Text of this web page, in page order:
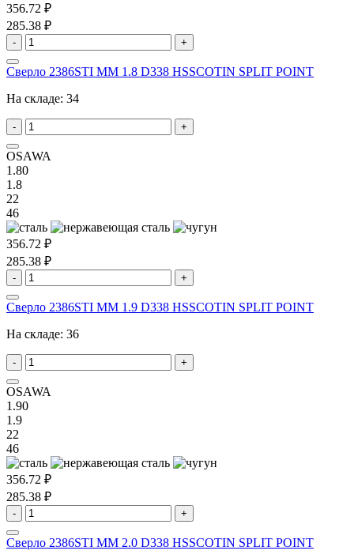
356.72 ₽
285.38 ₽
- +
Сверло 2386STI MM 1.8 D338 HSSCOTIN SPLIT POINT
На складе: 34
- +
OSAWA
1.80
1.8
22
46
356.72 ₽
285.38 ₽
- +
Сверло 2386STI MM 1.9 D338 HSSCOTIN SPLIT POINT
На складе: 36
- +
OSAWA
1.90
1.9
22
46
356.72 ₽
285.38 ₽
- +
Сверло 2386STI MM 2.0 D338 HSSCOTIN SPLIT POINT